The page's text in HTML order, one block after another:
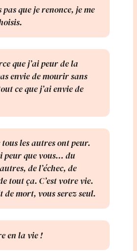
pas que je renonce, je me
que j’ai peur de la
envie de mourir sans
ce que j’ai envie de
tous les autres ont peur.
peur que vous… du
de l’échec, de
tout ça. C’est votre vie.
mort, vous serez seul.
en la vie !